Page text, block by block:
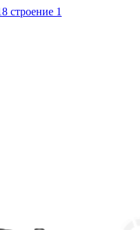
строение 1